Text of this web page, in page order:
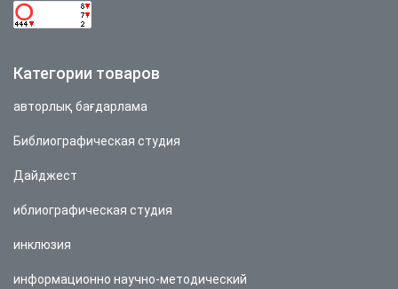
Категории товаров
авторлық бағдарлама
Библиографическая студия
Дайджест
иблиографическая студия
инклюзия
информационно научно-методический